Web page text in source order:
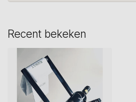
Recent bekeken